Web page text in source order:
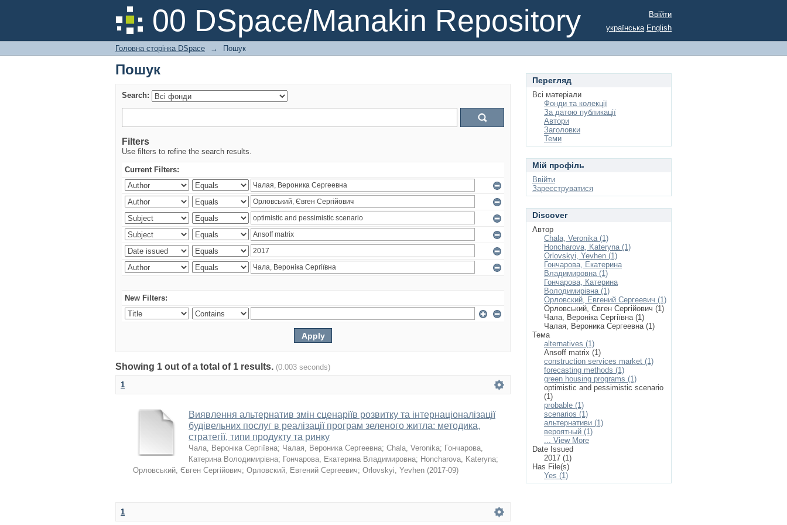
00 DSpace/Manakin Repository
Пошук
Ввійти
українська English
Головна сторінка DSpace → Пошук
Пошук
Search:
Filters
Use filters to refine the search results.
Current Filters:
New Filters:
Showing 1 out of a total of 1 results. (0.003 seconds)
1
Виявлення альтернатив змін сценаріїв розвитку та інтернаціоналізації
будівельних послуг в реалізації програм зеленого житла: методика,
стратегії, типи продукту та ринку
Чала, Вероніка Сергіївна; Чалая, Вероника Сергеевна; Chala, Veronika; Гончарова,
Катерина Володимирівна; Гончарова, Екатерина Владимировна; Honcharova, Kateryna;
Орловський, Євген Сергійович; Орловский, Евгений Сергеевич; Orlovskyi, Yevhen (2017-09)
1
Перегляд
Всі матеріали
Фонди та колекції
За датою публикації
Автори
Заголовки
Теми
Мій профіль
Ввійти
Зареєструватися
Discover
Автор
Chala, Veronika (1)
Honcharova, Kateryna (1)
Orlovskyi, Yevhen (1)
Гончарова, Екатерина
Владимировна (1)
Гончарова, Катерина
Володимирівна (1)
Орловский, Евгений Сергеевич (1)
Орловський, Євген Сергійович (1)
Чала, Вероніка Сергіївна (1)
Чалая, Вероника Сергеевна (1)
Тема
alternatives (1)
Ansoff matrix (1)
construction services market (1)
forecasting methods (1)
green housing programs (1)
optimistic and pessimistic scenario
(1)
probable (1)
scenarios (1)
альтернативи (1)
вероятный (1)
... View More
Date Issued
2017 (1)
Has File(s)
Yes (1)